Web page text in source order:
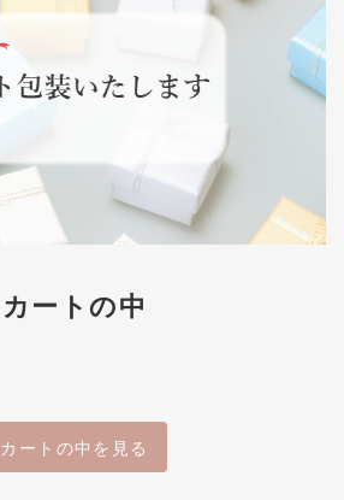
カートの中
カートの中を見る